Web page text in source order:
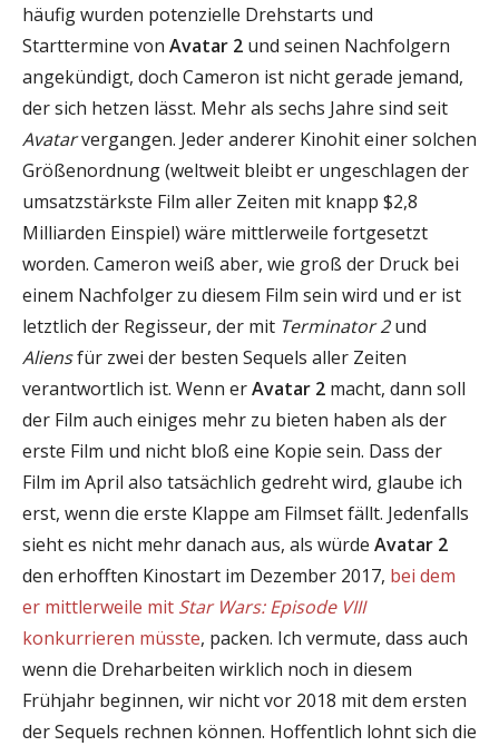
häufig wurden potenzielle Drehstarts und
Starttermine von Avatar 2 und seinen Nachfolgern
angekündigt, doch Cameron ist nicht gerade jemand,
der sich hetzen lässt. Mehr als sechs Jahre sind seit
Avatarvergangen. Jeder anderer Kinohit einer solchen
Größenordnung (weltweit bleibt er ungeschlagen der
umsatzstärkste Film aller Zeiten mit knapp $2,8
Milliarden Einspiel) wäre mittlerweile fortgesetzt
worden. Cameron weiß aber, wie groß der Druck bei
einem Nachfolger zu diesem Film sein wird und er ist
letztlich der Regisseur, der mit Terminator 2und
Aliensfür zwei der besten Sequels aller Zeiten
verantwortlich ist. Wenn erAvatar 2 macht, dann soll
der Film auch einiges mehr zu bieten haben als der
erste Film und nicht bloß eine Kopie sein. Dass der
Film im April also tatsächlich gedreht wird, glaube ich
erst, wenn die erste Klappe am Filmset fällt. Jedenfalls
sieht es nicht mehr danach aus, als würde Avatar 2
den erhofften Kinostart im Dezember 2017, bei dem
er mittlerweile mit Star Wars: Episode VIII
konkurrieren müsste, packen. Ich vermute, dass auch
wenn die Dreharbeiten wirklich noch in diesem
Frühjahr beginnen, wir nicht vor 2018 mit dem ersten
der Sequels rechnen können. Hoffentlich lohnt sich die